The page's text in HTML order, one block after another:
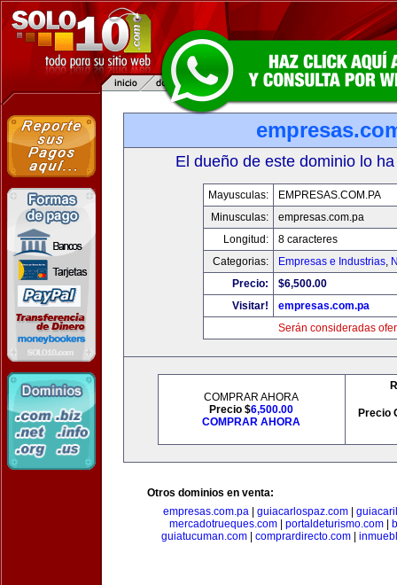
El dueño de este dominio lo
Mayusculas:
EMPRESAS.COM.PA
Minusculas:
empresas.com.pa
Longitud:
8 caracteres
Categorias:
Empresas e Industrias,
Precio:
$6,500.00
Visitar!
empresas.com.pa
Serán consideradas
COMPRAR AHORA
Precio $6,500.00
COMPRAR AHORA
Precio
Otros dominios en venta:
empresas.com.pa| guiacarlospaz.com|
mercadotrueques.com| portaldeturismo.com|
guiatucuman.com
comprardirecto.com